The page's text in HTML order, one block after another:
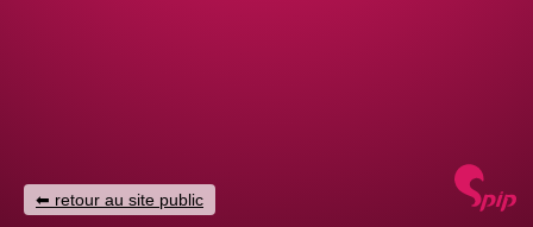
retour au site public